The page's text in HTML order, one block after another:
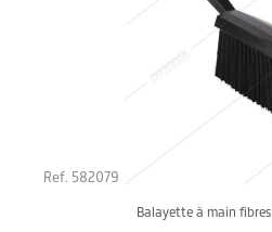
Ref. 582079
Balayette à main fibres